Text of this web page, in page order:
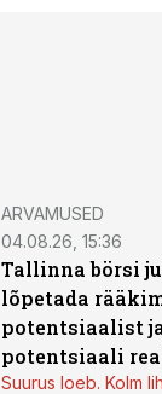
ARVAMUSED
04.08.26, 15:36
Tallinna börsi
lõpetada
potentsiaalist
potentsiaali
Suurus loeb. Kolm